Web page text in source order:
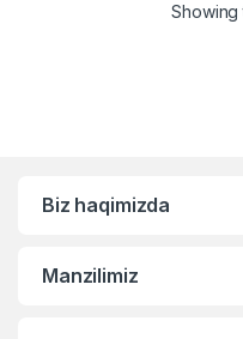
Showing
Biz haqimizda
Manzilimiz